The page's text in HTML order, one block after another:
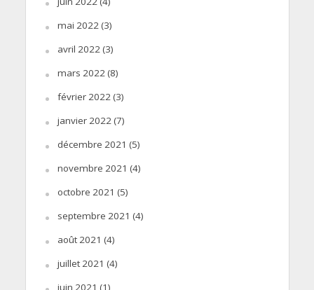
mai 2022(3)
avril 2022(3)
mars 2022(8)
février 2022(3)
janvier 2022(7)
décembre 2021 (5)
novembre 2021 (4)
octobre 2021 (5)
septembre 2021 (4)
août 2021 (4)
juillet 2021 (4)
juin 2021 (1)